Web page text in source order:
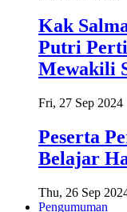
Kak
Putri
Mewakili
Fri, 27 Sep 2024
Peserta
Belajar
Thu, 26 Sep
Pengumuman